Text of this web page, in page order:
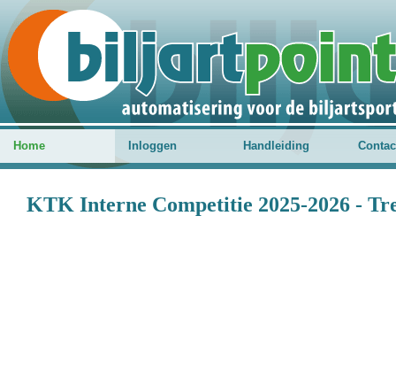
Home Inloggen Handleiding
KTK Interne Competitie 2025-2026 -